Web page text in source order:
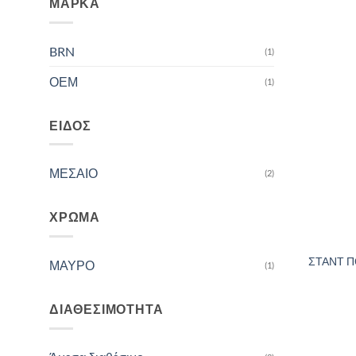
ΜΆΡΚΑ
BRN (1)
ΟΕΜ (1)
ΕΊΔΟΣ
ΜΕΣΑΙΟ (2)
ΧΡΏΜΑ
ΜΑΥΡΟ (1)
ΔΙΑΘΕΣΙΜΌΤΗΤΑ
ΣΤΑΝΤ